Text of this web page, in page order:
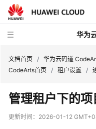
华为
品
介
文档首页 / 华为云码道
CodeArts首页 / 租户设置 /
管理租户下的项
更新时间： 2026-01-12